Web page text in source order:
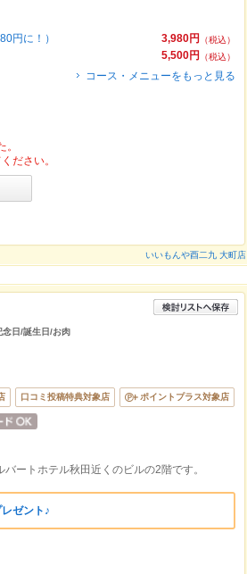
3,980円
（税込）
円に！）
5,500円
（税込）
コース・メニューをもっと見る
ださい。
いいもんや酉二九 大町店
念日/誕生日/お肉
口コミ投稿特典対象店 ポイントプラス対象店
ートホテル秋田近くのビルの2階です。
ゼント♪